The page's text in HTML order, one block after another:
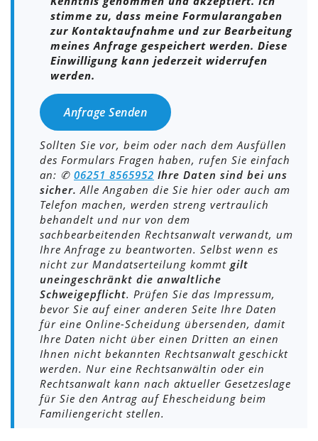
stimme zu, dass meine Formularangaben
zur Kontaktaufnahme und zur Bearbeitung
meines Anfrage gespeichert werden. Diese
Einwilligung kann jederzeit widerrufen
werden.
Sollten Sie vor, beim oder nach dem Ausfüllen
des Formulars Fragen haben, rufen Sie einfach
an: ✆ 06251 8565952 Ihre Daten sind bei uns
sicher. Alle Angaben die Sie hier oder auch am
Telefon machen, werden streng vertraulich
behandelt und nur von dem
sachbearbeitenden Rechtsanwalt verwandt, um
Ihre Anfrage zu beantworten. Selbst wenn es
nicht zur Mandatserteilung kommt gilt
uneingeschränkt die anwaltliche
Schweigepflicht. Prüfen Sie das Impressum,
bevor Sie auf einer anderen Seite Ihre Daten
für eine Online-Scheidung übersenden, damit
Ihre Daten nicht über einen Dritten an einen
Ihnen nicht bekannten Rechtsanwalt geschickt
werden. Nur eine Rechtsanwältin oder ein
Rechtsanwalt kann nach aktueller Gesetzeslage
für Sie den Antrag auf Ehescheidung beim
Familiengericht stellen.